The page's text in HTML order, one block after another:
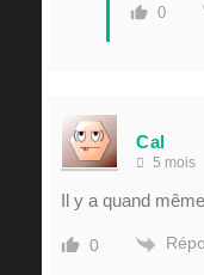
0
Cal
5 mois
Il y a quand
0